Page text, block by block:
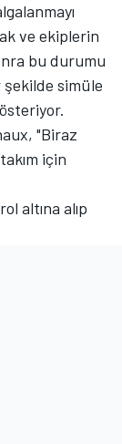
ve ekiplerin
bu durumu
şekilde simüle
"Biraz
için
altına alıp